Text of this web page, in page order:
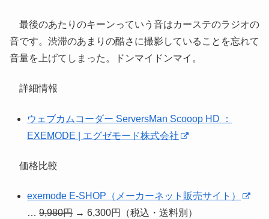
最後のあたりのキーンっていう音はカーステのラジオの
音です。渋滞のあまりの酷さに撮影していることを忘れて
音量を上げてしまった。ドンマイドンマイ。
詳細情報
ウェブカムコーダー ServersMan Scooop HD ：
EXEMODE | エグゼモード株式会社
価格比較
exemode E-SHOP（メーカーネット販売サイト）
…9,980円→ 6,300円（税込・送料別）